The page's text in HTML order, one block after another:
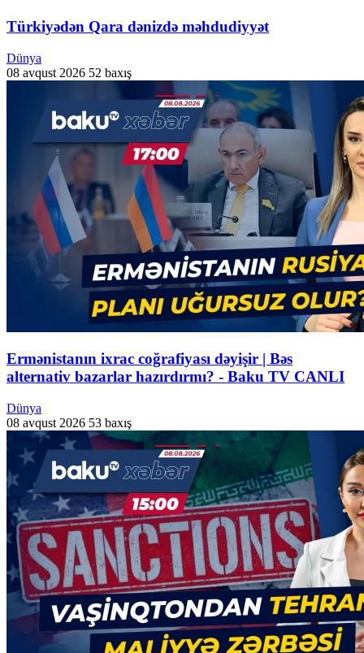
Türkiyədən Qara dənizdə məhdudiyyət
Dünya
08 avqust 2026 52 baxış
Ermənistanın ixrac coğrafiyası dəyişir | Bəs
alternativ bazarlar hazırdırmı? - Baku TV CANLI
Dünya
08 avqust 2026 53 baxış